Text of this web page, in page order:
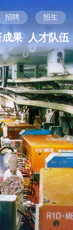
招聘 招生
果 人才队伍